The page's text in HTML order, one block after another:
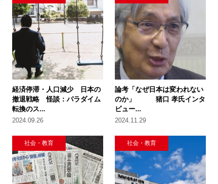
経済停滞・人口減少 日本の
撤退戦略 怪談：パラダイム
転換のス...
2024.09.26
論考「なぜ日本は変われない
のか」 猪口 孝氏インタ
ビュー...
2024.11.29
社会・教育 社会・教育